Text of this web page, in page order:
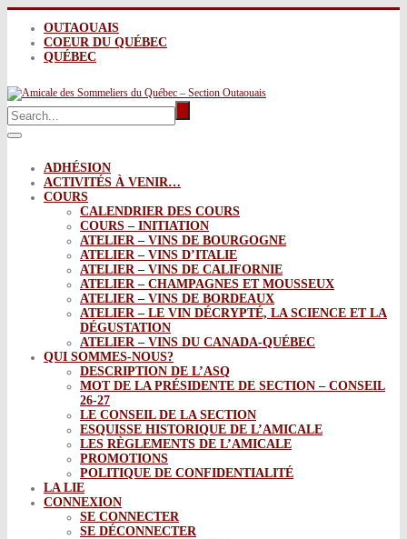
OUTAOUAIS
COEUR DU QUÉBEC
QUÉBEC
ADHÉSION
ACTIVITÉS À VENIR…
COURS
CALENDRIER DES COURS
COURS – INITIATION
ATELIER – VINS DE BOURGOGNE
ATELIER – VINS D’ITALIE
ATELIER – VINS DE CALIFORNIE
ATELIER – CHAMPAGNES ET MOUSSEUX
ATELIER – VINS DE BORDEAUX
ATELIER – LE VIN DÉCRYPTÉ, LA SCIENCE ET LA
DÉGUSTATION
ATELIER – VINS DU CANADA-QUÉBEC
QUI SOMMES-NOUS?
DESCRIPTION DE L’ASQ
MOT DE LA PRÉSIDENTE DE SECTION – CONSEIL
26-27
LE CONSEIL DE LA SECTION
ESQUISSE HISTORIQUE DE L’AMICALE
LES RÈGLEMENTS DE L’AMICALE
PROMOTIONS
POLITIQUE DE CONFIDENTIALITÉ
LA LIE
CONNEXION
SE CONNECTER
SE DÉCONNECTER